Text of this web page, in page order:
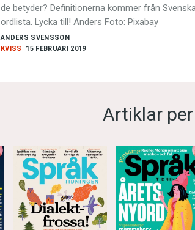
15 FEBRUARI 2019
KVISS
ANDERS SVENSSON
de betyder? Definitionerna kommer från
ordlista. Lycka till! Anders Foto: Pixabay
Artiklar